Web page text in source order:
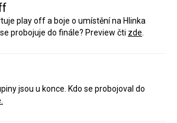
play off a boje o umístění na Hlinka
probojuje do finále? Preview čti zde.
jsou u konce. Kdo se probojoval do